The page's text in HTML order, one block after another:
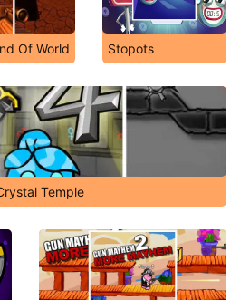
Of World Stopots
Temple